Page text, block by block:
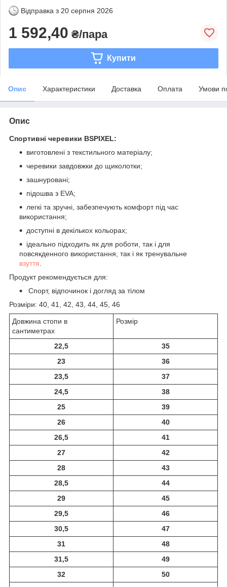
Відправка з 20 серпня 2026
1 592,40 ₴/пара
Купити
Опис Характеристики Доставка Оплата Умови
Опис
Спортивні черевики BSPIXEL:
виготовлені з текстильного матеріалу;
черевики завдовжки до щиколотки;
зашнуровані;
підошва з EVA;
легкі та зручні, забезпечують комфорт під час
використання;
доступні в декількох кольорах;
ідеально підходить як для роботи, так і для
повсякденного використання, так і як тренувальне
взуття
Продукт рекомендується для:
Спорт, відпочинок і догляд за тілом
Розміри: 40, 41, 42, 43, 44, 45, 46
Довжина стопи в
сантиметрах
Розмір
22,5
35
23
36
23,5
37
24,5
38
25
39
26
40
26,5
41
27
42
28
43
28,5
44
29
45
29,5
46
30,5
47
31
48
31,5
49
32
50